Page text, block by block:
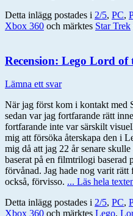
Detta inlägg postades i 2/5, PC,
Xbox 360 och märktes Star Trek
Recension: Lego Lord of
Lämna ett svar
När jag först kom i kontakt med
sedan var jag fortfarande rätt
fortfarande inte var särskilt
mig att försöka återskapa den i
mig då att jag 22 år senare
baserat på en filmtrilogi baserad
förvånad. Jag hade nog varit rätt
också, förvisso. ... Läs hela
Detta inlägg postades i 2/5, PC,
Xbox 360 och märktes Lego,